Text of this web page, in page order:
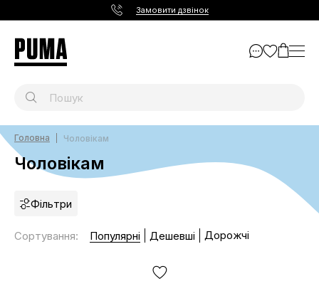
Замовити дзвінок
Головна Чоловікам
Чоловікам
Фільтри
Сортування: Популярні Дешевші Дорожчі